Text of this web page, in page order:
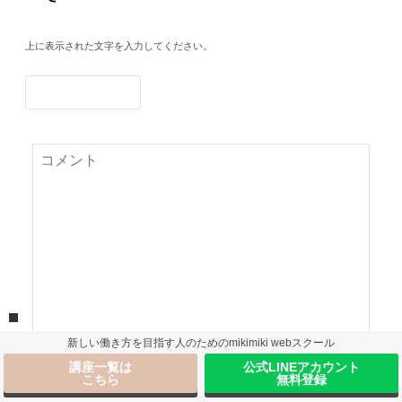
上に表示された文字を入力してください。
新しい働き方を目指す人のためのmikimiki webスクール
講座一覧は
こちら
公式LINEアカウント
無料登録